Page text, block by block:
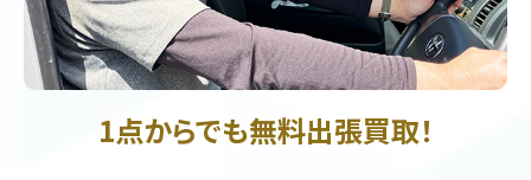
1点からでも無料出張買取！